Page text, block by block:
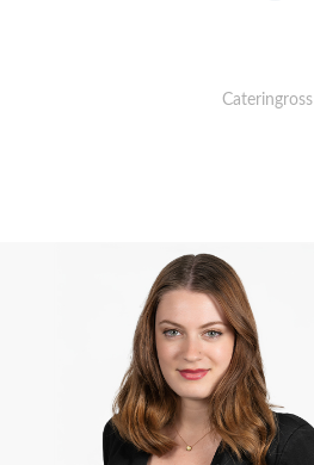
Cateringross